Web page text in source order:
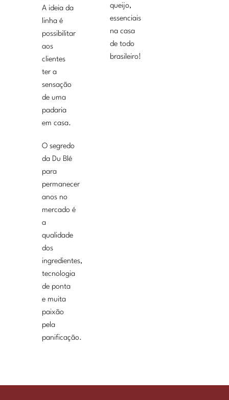
A ideia da
linha é
possibilitar
aos
clientes
ter a
sensação
de uma
padaria
em casa.
O segredo
da Du Blé
para
permanecer
anos no
mercado é
a
qualidade
dos
ingredientes,
tecnologia
de ponta
e muita
paixão
pela
panificação.
queijo,
essenciais
na casa
de todo
brasileiro!